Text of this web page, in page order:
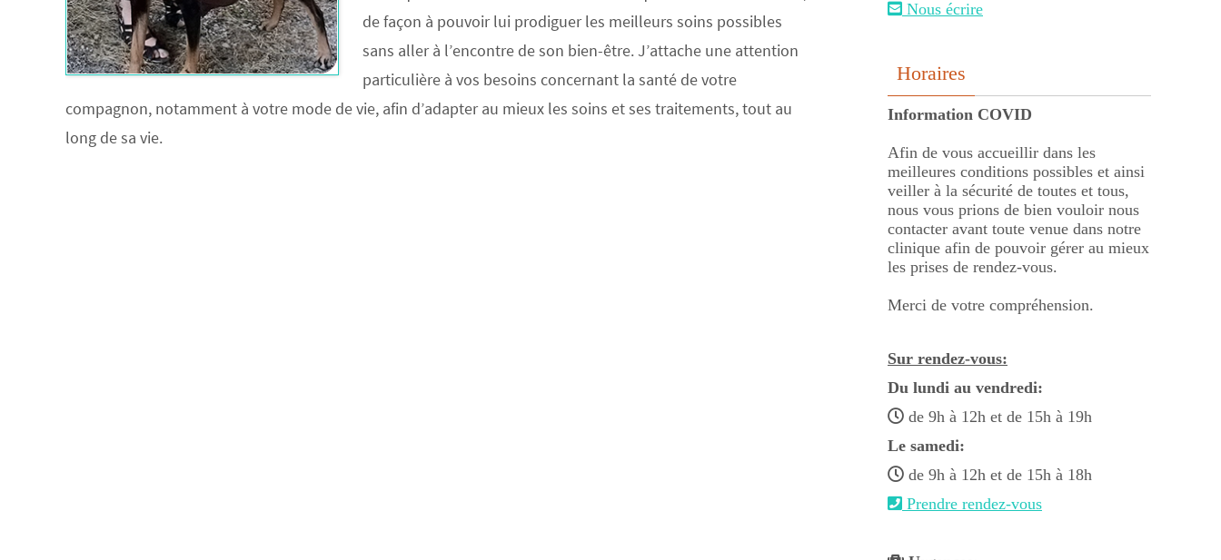
de façon à pouvoir lui prodiguer les meilleurs soins possibles
sans aller à l’encontre de son bien-être. J’attache une attention
particulière à vos besoins concernant la santé de votre
compagnon, notamment à votre mode de vie, afin d’adapter au mieux les soins et ses traitements, tout au
long de sa vie.
Nous écrire
Horaires
Information COVID
Afin de vous accueillir dans les
meilleures conditions possibles et ainsi
veiller à la sécurité de toutes et tous,
nous vous prions de bien vouloir nous
contacter avant toute venue dans notre
clinique afin de pouvoir gérer au mieux
les prises de rendez-vous.
Merci de votre compréhension.
Sur rendez-vous:
Du lundi au vendredi:
de 9h à 12h et de 15h à 19h
Le samedi:
de 9h à 12h et de 15h à 18h
Prendre rendez-vous